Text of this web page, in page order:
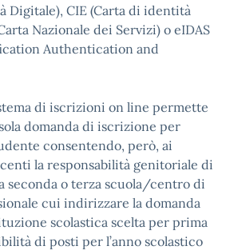
Digitale), CIE (Carta di identità
Nazionale dei Servizi) o eIDAS
Authentication and
di iscrizioni on line permette
domanda di iscrizione per
consentendo, però, ai
la responsabilità genitoriale di
seconda o terza scuola/centro di
cui indirizzare la domanda
scolastica scelta per prima
di posti per l’anno scolastico